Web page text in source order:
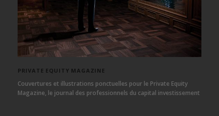
PRIVATE EQUITY MAGAZINE
Couvertures et illustrations ponctuelles pour le Private Equity
Magazine, le journal des professionnels du capital investissement